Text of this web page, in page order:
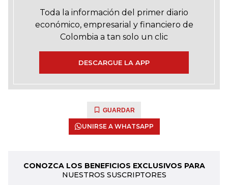
Toda la información del primer diario
económico, empresarial y financiero de
Colombia a tan solo un clic
DESCARGUE LA APP
GUARDAR
UNIRSE A WHATSAPP
CONOZCA LOS BENEFICIOS EXCLUSIVOS PARA
NUESTROS SUSCRIPTORES